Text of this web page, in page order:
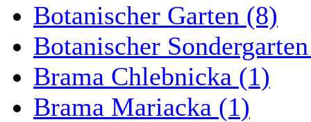
Botanischer Garten (8)
Botanischer
Brama Chlebnicka (1)
Brama Mariacka (1)